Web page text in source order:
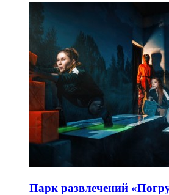
Парк развлечений